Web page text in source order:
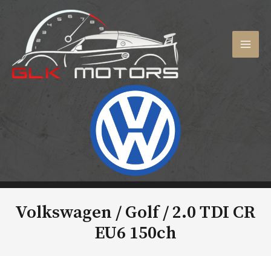
contenu
Volkswagen / Golf /2.0 TDI CR
EU6 150ch